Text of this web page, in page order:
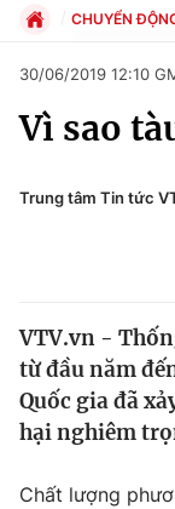
Chuyên mục
Chính trị
Pháp luật
Y tế
CHUYỂN
Xã hội
Pháp luật
Công nghệ
Giáo dục
30/06/2019 12:10
Vì sao
Trung tâm Tin tức
VTV.vn -
từ đầu năm
Quốc gia đã
hại nghiêm
Chất lượng